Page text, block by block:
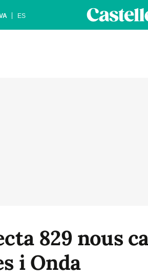
ES
829 nous
i Onda